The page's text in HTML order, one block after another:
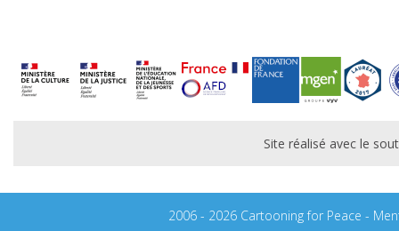
Site réalisé avec le
2006 - 2026 Cartooning for Peace -